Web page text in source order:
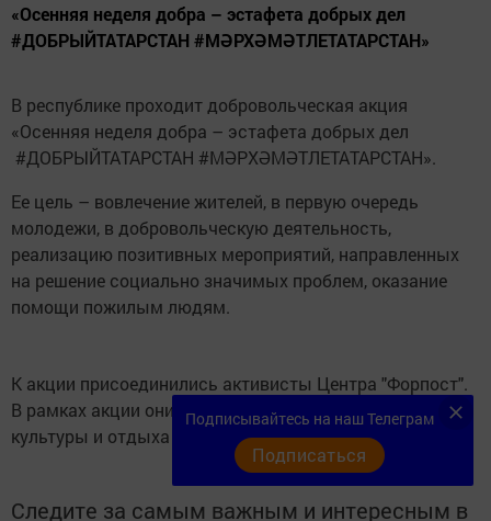
«Осенняя неделя добра – эстафета добрых дел
#ДОБРЫЙТАТАРСТАН #МӘРХӘМӘТЛЕТАТАРСТАН»
В республике проходит добровольческая акция
«Осенняя неделя добра – эстафета добрых дел
#ДОБРЫЙТАТАРСТАН #МӘРХӘМӘТЛЕТАТАРСТАН».
Ее цель – вовлечение жителей, в первую очередь
молодежи, в добровольческую деятельность,
реализацию позитивных мероприятий, направленных
на решение социально значимых проблем, оказание
помощи пожилым людям.
К акции присоединились активисты Центра "Форпост".
В рамках акции они убрали мусор на территории Парка
культуры и отдыха имени Атласа Булатова.
Следите за самым важным и интересным в
Подписывайтесь на наш Телеграм
Подписаться